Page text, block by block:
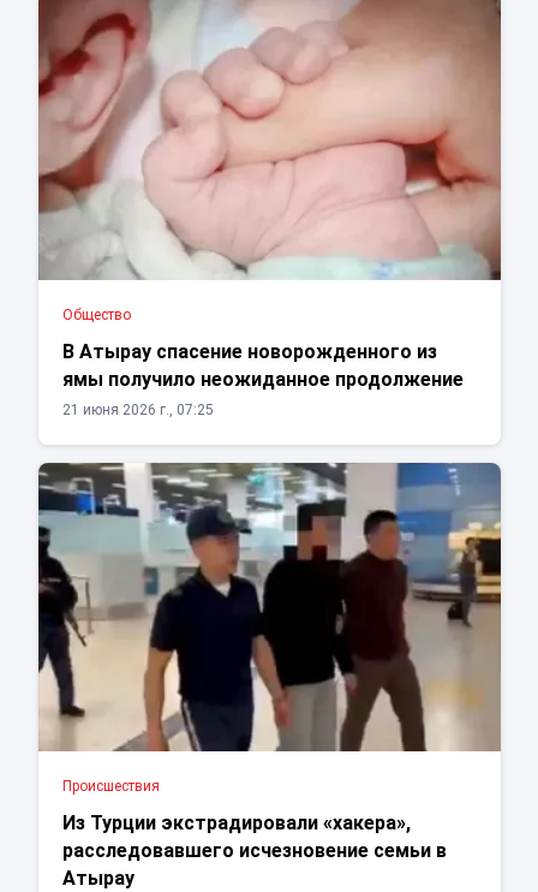
Общество
В Атырау спасение новорожденного из
ямы получило неожиданное продолжение
21 июня 2026 г., 07:25
Проиcшествия
Из Турции экстрадировали «хакера»,
расследовавшего исчезновение семьи в
Атырау